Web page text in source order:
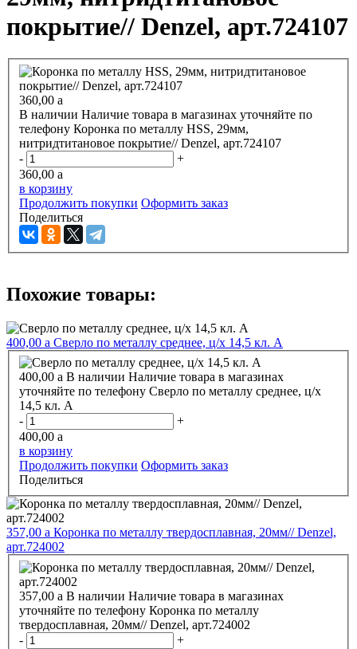
покрытие// Denzel, арт.724107
360,00 a
В наличии Наличие товара в магазинах уточняйте по
телефону Коронка по металлу HSS, 29мм,
нитридтитановое покрытие// Denzel, арт.724107
-
+
360,00 a
в корзину
Продолжить покупки Оформить заказ
Поделиться
Похожие товары:
400,00 a Сверло по металлу среднее, ц/х 14,5 кл. А
400,00 a В наличии Наличие товара в магазинах
уточняйте по телефону Сверло по металлу среднее, ц/х
14,5 кл. А
-
+
400,00 a
в корзину
Продолжить покупки Оформить заказ
Поделиться
357,00 a Коронка по металлу твердосплавная, 20мм// Denzel,
арт.724002
357,00 a В наличии Наличие товара в магазинах
уточняйте по телефону Коронка по металлу
твердосплавная, 20мм// Denzel, арт.724002
-
+